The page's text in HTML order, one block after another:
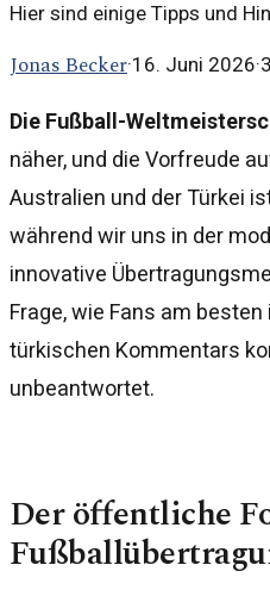
Hier sind einige Tipps und
Jonas Becker·16. Juni 2026·3
Die Fußball-
näher, und die Vorfreude
Australien und der Türkei
während wir uns in der
innovative
Frage, wie Fans am
türkischen Kommentars
unbeantwortet.
Der öffentliche